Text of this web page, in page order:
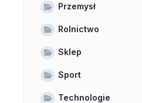
Przemysł
Rolnictwo
Sklep
Sport
Technologie